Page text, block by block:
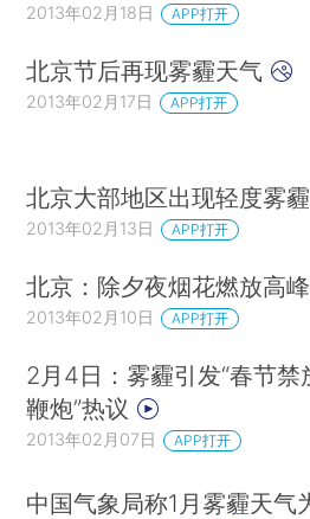
2013年02月18日 APP打开
北京节后再现雾霾天气
2013年02月17日 APP打开
北京大部地区出现轻度雾霾
2013年02月13日 APP打开
北京：除夕夜烟花燃放高
2013年02月10日 APP打开
2月4日：雾霾引发“春节禁
鞭炮”热议
2013年02月07日 APP打开
中国气象局称1月雾霾天气